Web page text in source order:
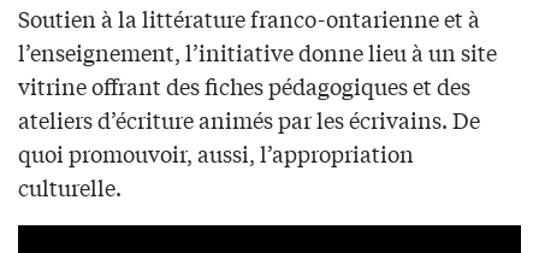
Soutien à la littérature franco-ontarienne et à
l’enseignement, l’initiative donne lieu à un site
vitrine offrant des fiches pédagogiques et des
ateliers d’écriture animés par les écrivains. De
quoi promouvoir, aussi, l’appropriation
culturelle.